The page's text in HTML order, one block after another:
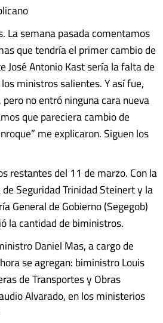
La semana pasada comentamos
que tendría el primer cambio de
José Antonio Kast sería la falta de
ministros salientes. Y así fue,
no entró ninguna cara nueva
que pareciera cambio de
me explicaron. Siguen los
restantes del 11 de marzo. Con la
Seguridad Trinidad Steinert y la
General de Gobierno (Segegob)
la cantidad de biministros.
Daniel Mas, a cargo de
se agregan: biministro Louis
de Transportes y Obras
Alvarado, en los ministerios